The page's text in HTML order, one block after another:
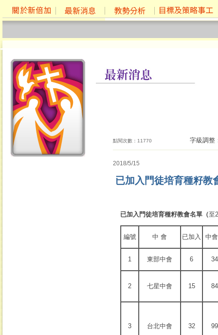
點閱次數：11770 字級調整
2018/5/15
已加入門徒培育種籽教
已加入門徒培育種籽教會名單 （至
編號 中 會 已加入 中
1 東部中會 6 34
2 七星中會 15 84
3 台北中會 32 99